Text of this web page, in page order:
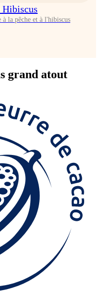
Hibiscus
la pêche et à l'hibiscus
grand atout